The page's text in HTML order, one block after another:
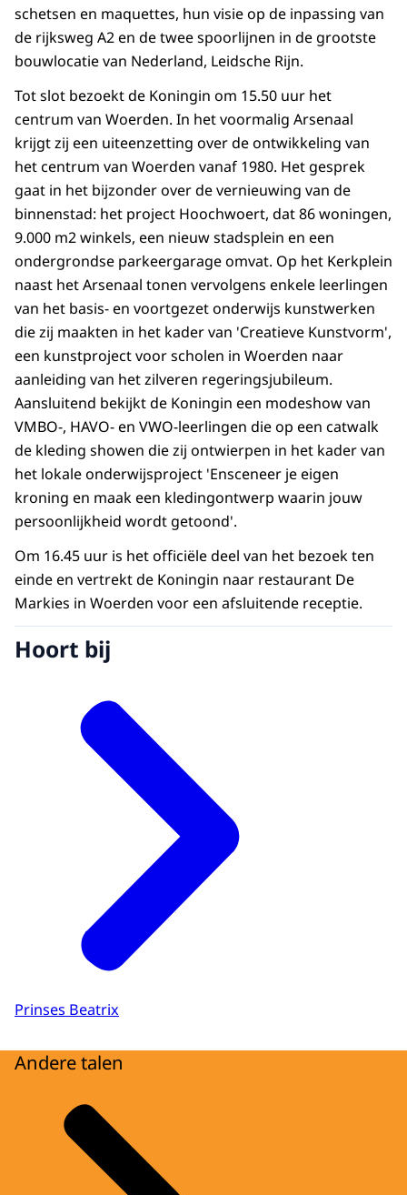
schetsen en maquettes, hun visie op de inpassing van
de rijksweg A2 en de twee spoorlijnen in de grootste
bouwlocatie van Nederland, Leidsche Rijn.
Tot slot bezoekt de Koningin om 15.50 uur het
centrum van Woerden. In het voormalig Arsenaal
krijgt zij een uiteenzetting over de ontwikkeling van
het centrum van Woerden vanaf 1980. Het gesprek
gaat in het bijzonder over de vernieuwing van de
binnenstad: het project Hoochwoert, dat 86 woningen,
9.000 m2 winkels, een nieuw stadsplein en een
ondergrondse parkeergarage omvat. Op het Kerkplein
naast het Arsenaal tonen vervolgens enkele leerlingen
van het basis- en voortgezet onderwijs kunstwerken
die zij maakten in het kader van 'Creatieve Kunstvorm',
een kunstproject voor scholen in Woerden naar
aanleiding van het zilveren regeringsjubileum.
Aansluitend bekijkt de Koningin een modeshow van
VMBO-, HAVO- en VWO-leerlingen die op een catwalk
de kleding showen die zij ontwierpen in het kader van
het lokale onderwijsproject 'Ensceneer je eigen
kroning en maak een kledingontwerp waarin jouw
persoonlijkheid wordt getoond'.
Om 16.45 uur is het officiële deel van het bezoek ten
einde en vertrekt de Koningin naar restaurant De
Markies in Woerden voor een afsluitende receptie.
Hoort bij
Prinses Beatrix
Andere talen